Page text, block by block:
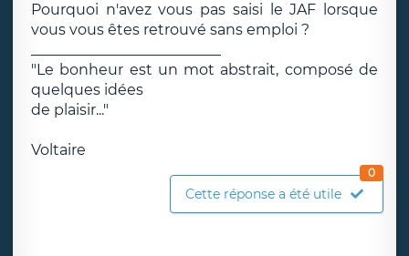
Pourquoi n'avez vous pas saisi le JAF lorsque
vous vous êtes retrouvé sans emploi ?
"Le bonheur est un mot abstrait, composé de
quelques idées
de plaisir..."
Voltaire
Cette réponse a été utile
0